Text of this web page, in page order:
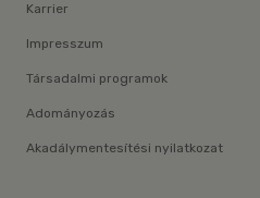
Karrier
Impresszum
Társadalmi programok
Adományozás
Akadálymentesítési nyilatkozat